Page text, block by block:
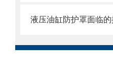
液压油缸防护罩面临